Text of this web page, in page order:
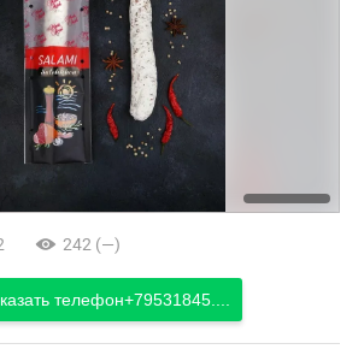
242 (—)
телефон+79531845....